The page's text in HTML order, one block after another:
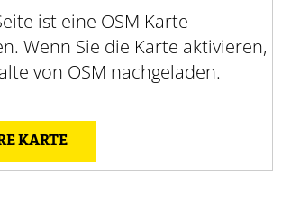
ist eine OSM Karte
Wenn Sie die Karte aktivieren,
von OSM nachgeladen.
KARTE